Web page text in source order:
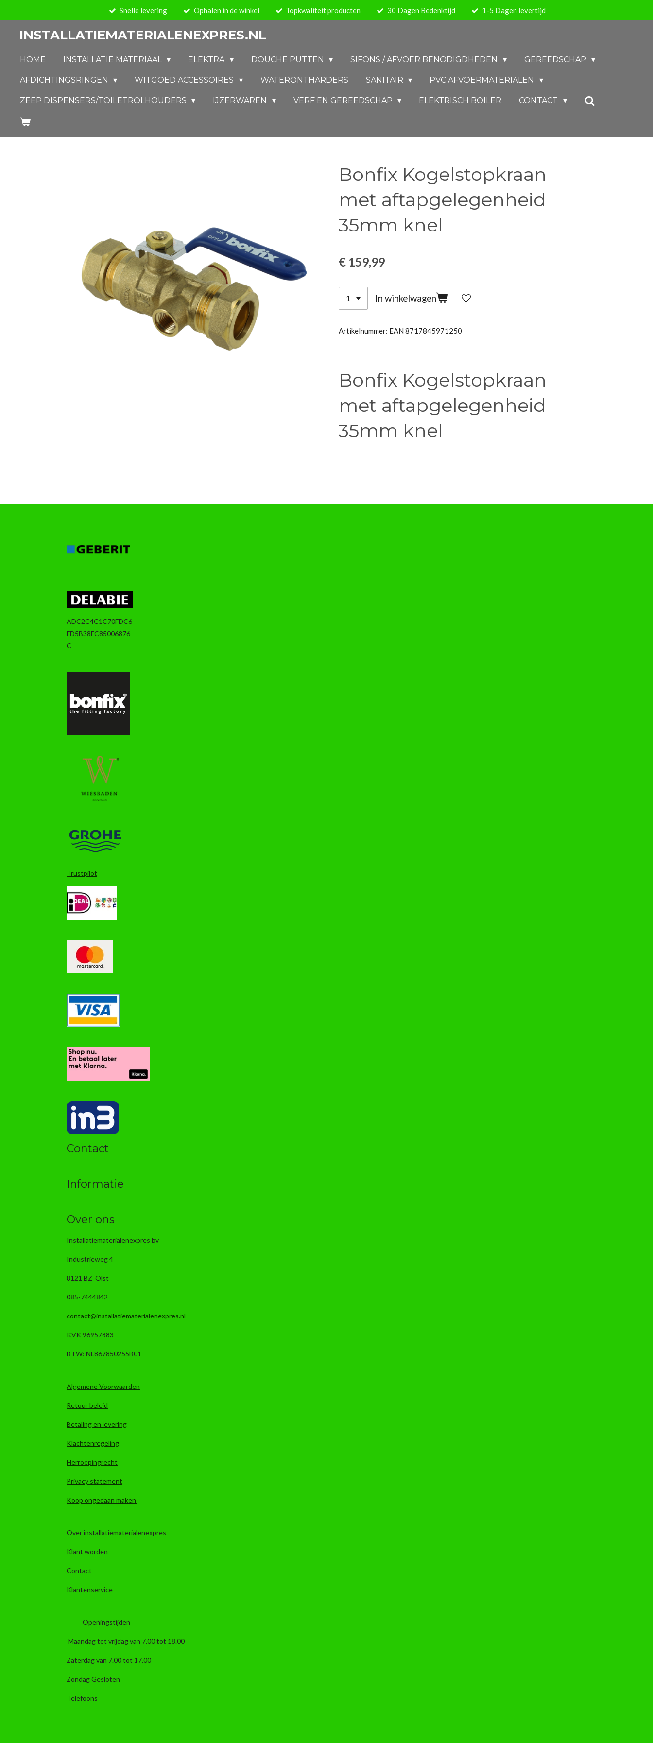
hoofdinhoud
Snelle levering Ophalen in de winkel Topkwaliteit producten 30 Dagen Bedenktijd 1-5 Dagen levertijd
INSTALLATIEMATERIALENEXPRES.NL
HOME INSTALLATIE MATERIAAL ELEKTRA DOUCHE PUTTEN SIFONS / AFVOER BENODIGDHEDEN GEREEDSCHAP
AFDICHTINGSRINGEN WITGOED ACCESSOIRES WATERONTHARDERS SANITAIR PVC AFVOERMATERIALEN
ZEEP DISPENSERS/TOILETROLHOUDERS IJZERWAREN VERF EN GEREEDSCHAP ELEKTRISCH BOILER CONTACT
Bonfix Kogelstopkraan
met aftapgelegenheid
35mm knel
€ 159,99
In winkelwagen
Artikelnummer: EAN 8717845971250
Bonfix Kogelstopkraan
met aftapgelegenheid
35mm knel
ADC2C4C1C70FDC6
FD5B38FC85006876
C
Trustpilot
Contact
Informatie
Over ons
Installatiematerialenexpres bv
Industrieweg 4
8121 BZ Olst
085-7444842
contact@installatiematerialenexpres.nl
KVK 96957883
BTW: NL867850255B01
Algemene Voorwaarden
Retour beleid
Betaling en levering
Klachtenregeling
Herroepingrecht
Privacy statement
Koop ongedaan maken
Over installatiematerialenexpres
Klant worden
Contact
Klantenservice
Openingstijden
Maandag tot vrijdag van 7.00 tot 18.00
Zaterdag van 7.00 tot 17.00
Zondag Gesloten
Telefoons